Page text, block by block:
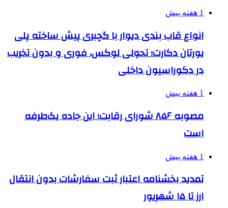
1 هفته پیش
انواع قاب بندی دیوار با گچبری پیش ساخته پلی
یورتان دکارت؛ تحولی لوکس، فوری و بدون تخریب
در دکوراسیون داخلی
1 هفته پیش
مصوبه ۸۵۶ شورای رقابت؛ این جاده یک‌طرفه
است
1 هفته پیش
تمدید بخشنامه اعتبار ثبت سفارشات بدون انتقال
ارز تا ۱۵ شهریور